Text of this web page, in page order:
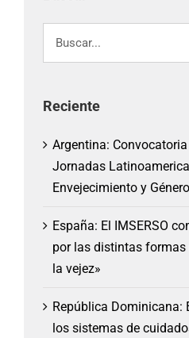
Reciente
Argentina:
Jornadas
Envejecimiento y
España: El IMSERSO
por las distintas formas
la vejez»
República Dominicana:
los sistemas de